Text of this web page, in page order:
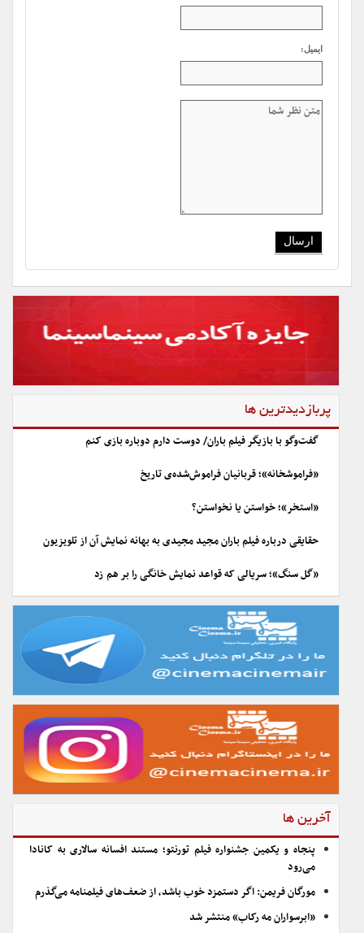
ایمیل:
پربازدیدترین ها
گفت‌وگو با بازیگر فیلم باران/ دوست دارم دوباره بازی کنم
«فراموشخانه»؛ قربانیان فراموش‌شده‌ی تاریخ
«استخر»؛ خواستن یا نخواستن؟
حقایقی درباره فیلم باران مجید مجیدی به بهانه نمایش آن از تلویزیون
«گل سنگ»؛ سریالی که قواعد نمایش خانگی را بر هم زد
آخرین ها
پنجاه و یکمین جشنواره فیلم تورنتو؛ مستند افسانه سالاری به کانادا
می‌رود
مورگان فریمن: اگر دستمزد خوب باشد، از ضعف‌های فیلمنامه می‌گذرم
«ابرسواران مه رکاب» منتشر شد